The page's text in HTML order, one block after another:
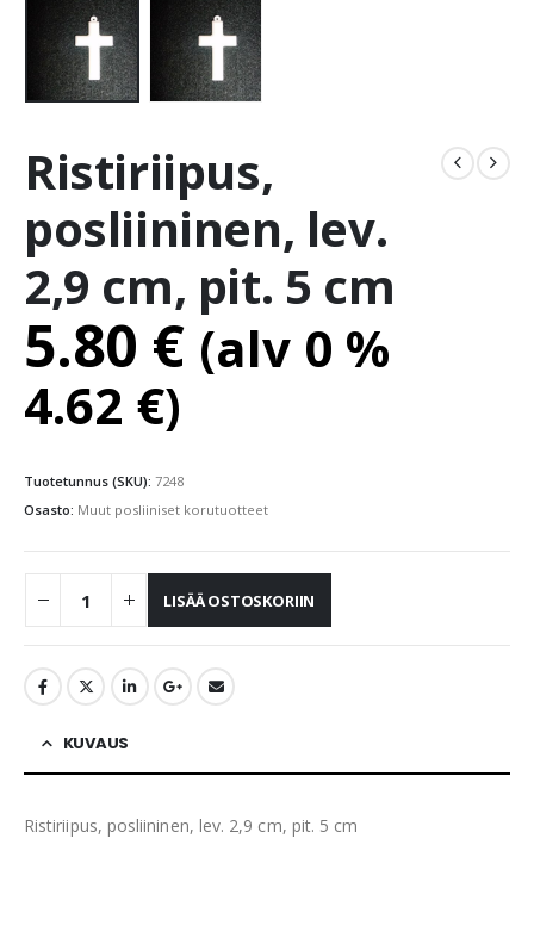
Ristiriipus,
posliininen, lev.
2,9 cm, pit. 5 cm
5.80 € (alv 0 %
4.62 €)
Tuotetunnus (SKU): 7248
Osasto: Muut posliiniset korutuotteet
LISÄÄ OSTOSKORIIN
KUVAUS
Ristiriipus, posliininen, lev. 2,9 cm, pit. 5 cm